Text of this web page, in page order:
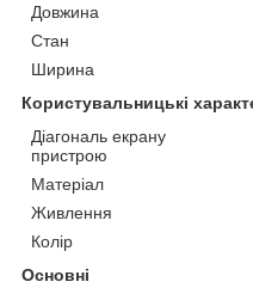
Довжина
Стан
Ширина
Користувальницькі
Діагональ екрану
пристрою
Матеріал
Живлення
Колір
Основні